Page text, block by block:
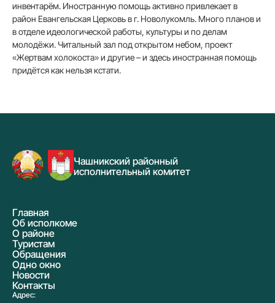
инвентарём. Иностранную помощь активно привлекает в
район Евангельская Церковь в г. Новолукомль. Много планов и
в отделе идеологической работы, культуры и по делам
молодёжи. Читальный зал под открытом небом, проект
«Жертвам холокоста» и другие – и здесь иностранная помощь
придётся как нельзя кстати.
Чашникский районный
исполнительный комитет
Главная
Об исполкоме
О районе
Туристам
Обращения
Одно окно
Новости
Контакты
Адрес: